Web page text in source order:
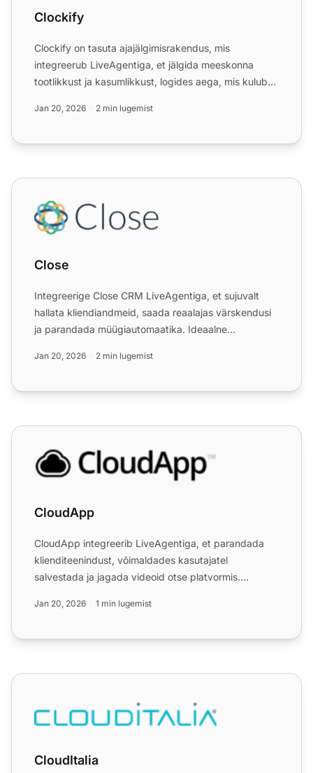
Clockify
Clockify on tasuta ajajälgimisrakendus, mis
integreerub LiveAgentiga, et jälgida meeskonna
tootlikkust ja kasumlikkust, logides aega, mis kulub
Jan 20, 2026 2 min lugemist
Close
Close
Integreerige Close CRM LiveAgentiga, et sujuvalt
hallata kliendiandmeid, saada reaalajas värskendusi
ja parandada müügiautomaatika. Ideaalne
Jan 20, 2026 2 min lugemist
CloudApp
CloudApp
CloudApp integreerib LiveAgentiga, et parandada
klienditeenindust, võimaldades kasutajatel
salvestada ja jagada videoid otse platvormis.
Jan 20, 2026 1 min lugemist
CloudItalia
CloudItalia